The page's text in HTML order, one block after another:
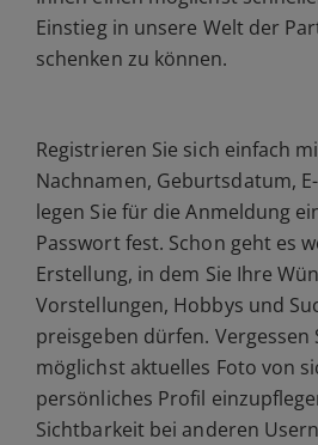
Einstieg in unsere Welt der
schenken zu können.
Registrieren Sie sich einfach
Nachnamen, Geburtsdatum,
legen Sie für die Anmeldung
Passwort fest. Schon geht es
Erstellung, in dem Sie Ihre
Vorstellungen, Hobbys und
preisgeben dürfen. Vergessen
möglichst aktuelles Foto von
persönliches Profil
Sichtbarkeit bei anderen